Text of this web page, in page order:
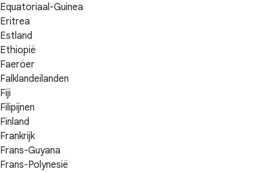
Equatoriaal-Guinea
Eritrea
Estland
Ethiopië
Faeröer
Falklandeilanden
Fiji
Filipijnen
Finland
Frankrijk
Frans-Guyana
Frans-Polynesië